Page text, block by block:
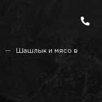
Шашлык и мясо в